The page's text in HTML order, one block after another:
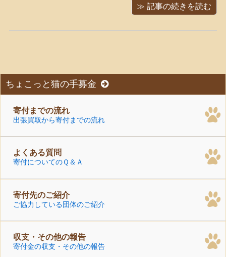
ート様へ ライフボートさん支援報告ページからも寄付状況をご確
≫ 記事の続きを読む
ちょこっと猫の手募金
寄付までの流れ
出張買取から寄付までの流れ
よくある質問
寄付についてのＱ＆Ａ
寄付先のご紹介
ご協力している団体のご紹介
収支・その他の報告
寄付金の収支・その他の報告